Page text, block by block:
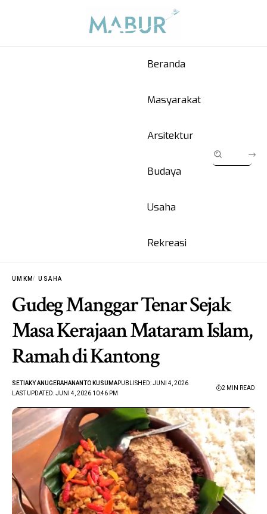
Beranda
Masyarakat
Arsitektur
Budaya
Usaha
Rekreasi
UMKM USAHA
Gudeg Manggar Tenar Sejak
Masa Kerajaan Mataram Islam,
Ramah di Kantong
LAST UPDATED: JUNI 4, 2026 10:46 PM
SETIAKY ANUGERAHANANTO KUSUMAPUBLISHED: JUNI 4, 2026
2 MIN READ